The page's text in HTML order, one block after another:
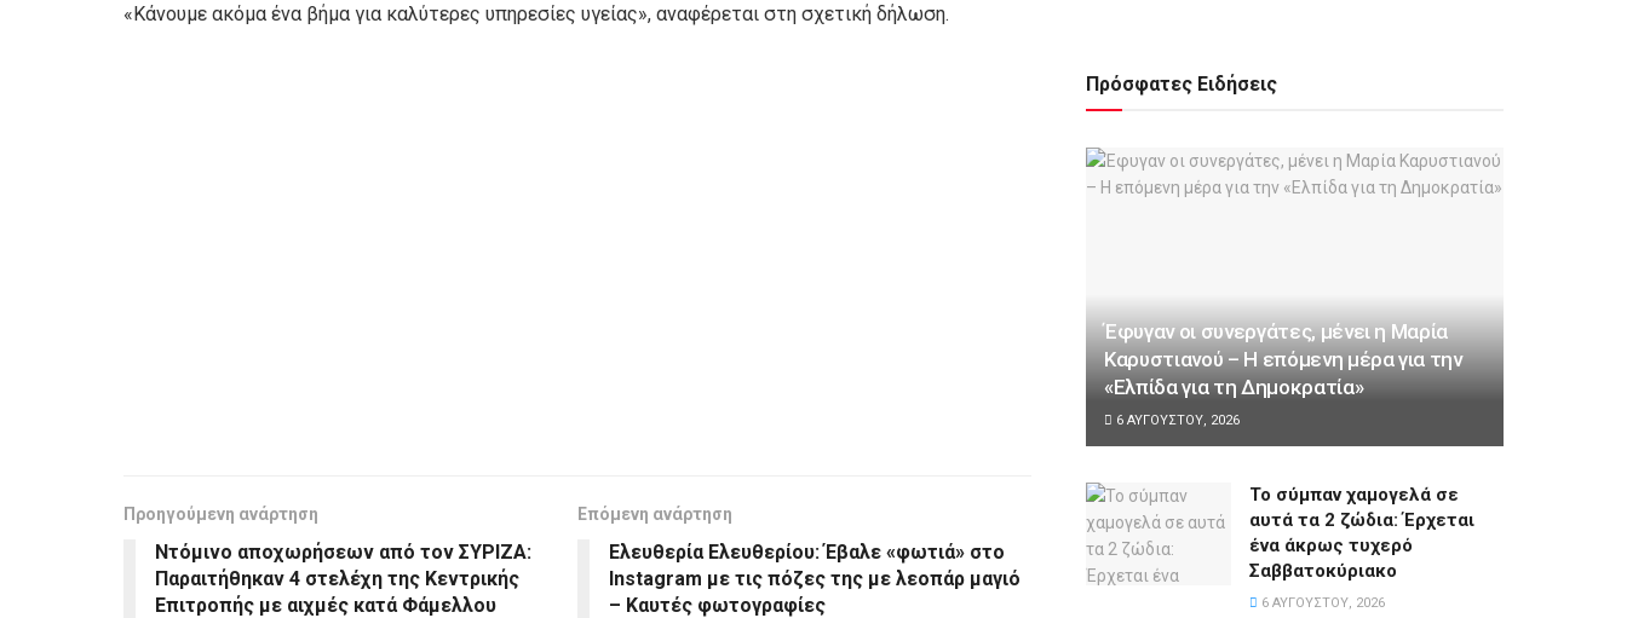
«Κάνουμε ακόμα ένα βήμα για καλύτερες υπηρεσίες υγείας», αναφέρεται στη σχετική δήλωση.
Προηγούμενη ανάρτηση
Ντόμινο αποχωρήσεων από τον ΣΥΡΙΖΑ:
Παραιτήθηκαν 4 στελέχη της Κεντρικής
Επιτροπής με αιχμές κατά Φάμελλου
Επόμενη ανάρτηση
Ελευθερία Ελευθερίου: Έβαλε «φωτιά» στο
Instagram με τις πόζες της με λεοπάρ μαγιό
– Καυτές φωτογραφίες
Πρόσφατες Ειδήσεις
Έφυγαν οι συνεργάτες, μένει η Μαρία
Καρυστιανού – Η επόμενη μέρα για την
«Ελπίδα για τη Δημοκρατία»
6 ΑΥΓΟΎΣΤΟΥ, 2026
Το σύμπαν χαμογελά σε
αυτά τα 2 ζώδια: Έρχεται
ένα άκρως τυχερό
Σαββατοκύριακο
6 ΑΥΓΟΎΣΤΟΥ, 2026